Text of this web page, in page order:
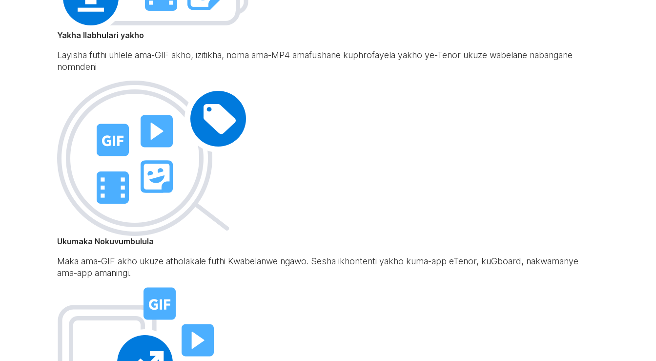
Yakha Ilabhulari yakho
Layisha futhi uhlele ama-GIF akho, izitikha, noma ama-MP4 amafushane kuphrofayela yakho ye-Tenor ukuze wabelane nabangane
nomndeni
Ukumaka Nokuvumbulula
Maka ama-GIF akho ukuze atholakale futhi Kwabelanwe ngawo. Sesha ikhontenti yakho kuma-app eTenor, kuGboard, nakwamanye
ama-app amaningi.